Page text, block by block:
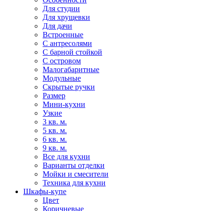
Для студии
Для хрущевки
Для дачи
Встроенные
С антресолями
С барной стойкой
С островом
Малогабаритные
Модульные
Скрытые ручки
Размер
Мини-кухни
Узкие
3 кв. м.
5 кв. м.
6 кв. м.
9 кв. м.
Все для кухни
Варианты отделки
Мойки и смесители
Техника для кухни
Шкафы-купе
Цвет
Коричневые